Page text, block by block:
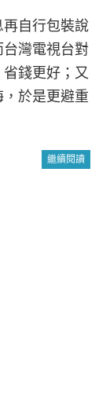
自行包裝說
灣電視台對
錢更好；又
於是更避重
繼續閱讀